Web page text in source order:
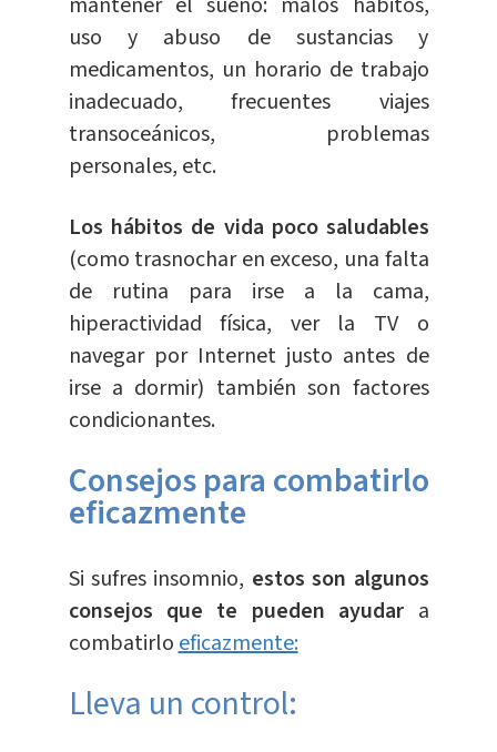
uso y abuso de sustancias y
medicamentos, un horario de trabajo
inadecuado, frecuentes viajes
transoceánicos, problemas
personales, etc.
Los hábitos de vida poco saludables
(como trasnochar en exceso, una falta
de rutina para irse a la cama,
hiperactividad física, ver la TV o
navegar por Internet justo antes de
irse a dormir) también son factores
condicionantes.
Consejos para combatirlo
eficazmente
Si sufres insomnio, estos son algunos
consejos que te pueden ayudar a
combatirloeficazmente:
Lleva un control: